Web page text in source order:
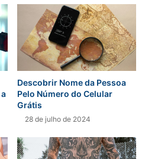
Descobrir Nome da Pessoa
Pelo Número do Celular
Grátis
28 de julho de 2024